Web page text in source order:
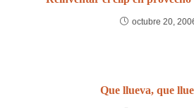
octubre 20,
Que llueva, que